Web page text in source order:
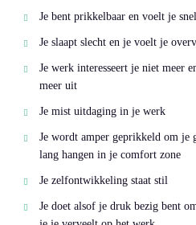
Je bent prikkelbaar en voelt je
Je slaapt slecht en je voelt je
Je werk interesseert je niet meer
meer uit
Je mist uitdaging in je werk
Je wordt amper geprikkeld om je
lang hangen in je comfort zone
Je zelfontwikkeling staat stil
Je doet alsof je druk bezig bent